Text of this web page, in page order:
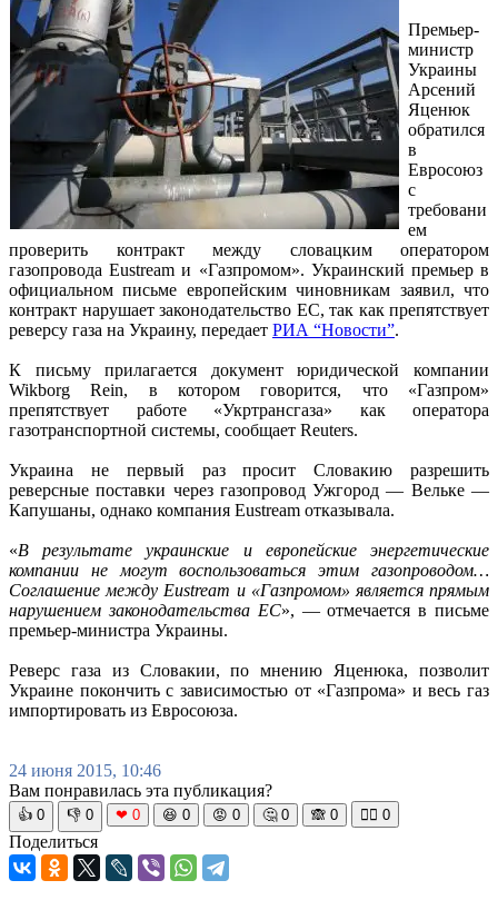
Премьер-
министр
Украины
Арсений
Яценюк
обратился
в
Евросоюз
с
требовани
ем
проверить контракт между словацким оператором
газопровода Eustream и «Газпромом». Украинский премьер в
официальном письме европейским чиновникам заявил, что
контракт нарушает законодательство ЕС, так как препятствует
реверсу газа на Украину, передает РИА “Новости”.
К письму прилагается документ юридической компании
Wikborg Rein, в котором говорится, что «Газпром»
препятствует работе «Укртрансгаза» как оператора
газотранспортной системы, сообщает Reuters.
Украина не первый раз просит Словакию разрешить
реверсные поставки через газопровод Ужгород — Вельке —
Капушаны, однако компания Eustream отказывала.
«В результате украинские и европейские энергетические
компании не могут воспользоваться этим газопроводом…
Соглашение между Eustream и «Газпромом» является прямым
нарушением законодательства ЕС», — отмечается в письме
премьер-министра Украины.
Реверс газа из Словакии, по мнению Яценюка, позволит
Украине покончить с зависимостью от «Газпрома» и весь газ
импортировать из Евросоюза.
24 июня 2015, 10:46
Вам понравилась эта публикация?
👍 0 👎 0 ❤ 0 😆 0 😡 0 🤔 0 🙈 0 🧘‍♀️ 0
Поделиться